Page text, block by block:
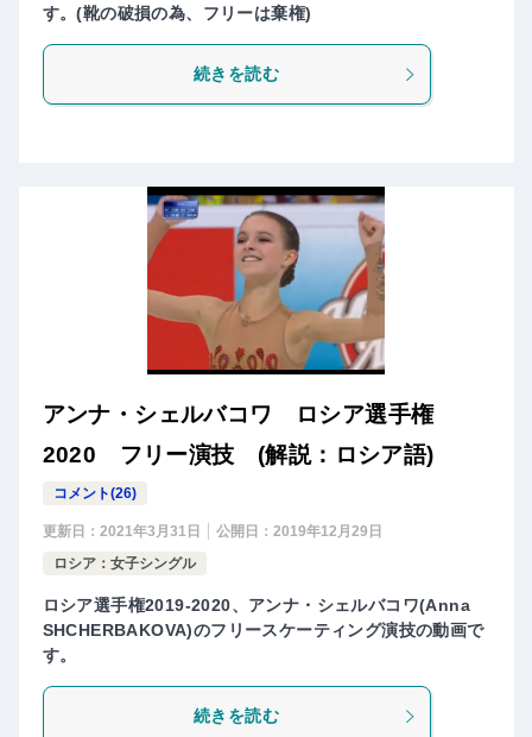
す。(靴の破損の為、フリーは棄権)
続きを読む
アンナ・シェルバコワ ロシア選手権
2020 フリー演技 (解説：ロシア語)
コメント(26)
更新日： 2021年3月31日 公開日： 2019年12月29日
ロシア：女子シングル
ロシア選手権2019-2020、アンナ・シェルバコワ(Anna
SHCHERBAKOVA)のフリースケーティング演技の動画で
す。
続きを読む